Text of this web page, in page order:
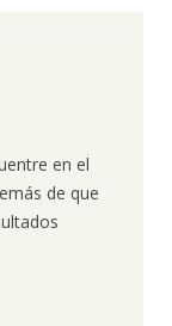
en el
de que